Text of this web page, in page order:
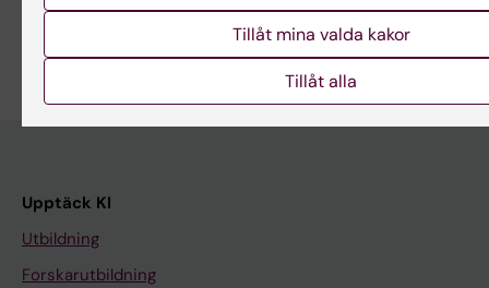
Upptäck KI
Utbildning
Forskarutbildning
Tillåt mina valda kakor
Tillåt alla